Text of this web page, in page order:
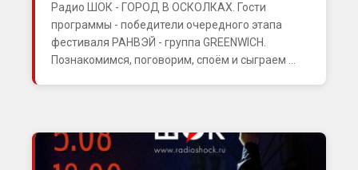
Радио ШОК - ГОРОД В ОСКОЛКАХ. Гости
программы - победители очередного этапа
фестиваля РАНВЭЙ - группа GREENWICH.
Познакомимся, поговорим, споём и сыграем ...